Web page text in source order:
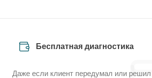
Бесплатная диагностика
Даже если клиент передумал или решил